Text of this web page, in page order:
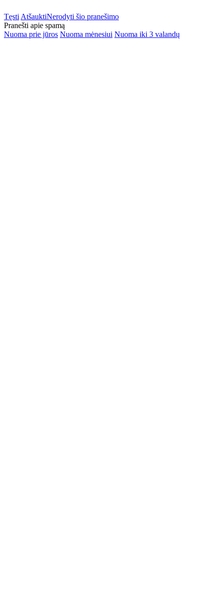
Tęsti AtšauktiNerodyti šio pranešimo
Pranešti apie spamą
Nuoma prie jūros Nuoma mėnesiui Nuoma iki 3 valandų